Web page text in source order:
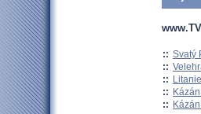
:: Svatý
::
::
::
::